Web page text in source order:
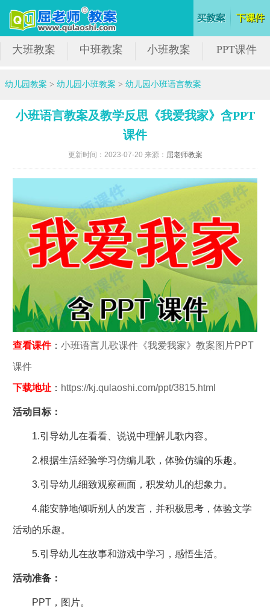
大班教案 中班教案 小班教案 PPT课件
幼儿园教案 >幼儿园小班教案 >幼儿园小班语言教案
小班语言教案及教学反思《我爱我家》含PPT
课件
更新时间：2023-07-20 来源： 屈老师教案
查看课件： 小班语言儿歌课件《我爱我家》教案图片PPT
课件
下载地址： https://kj.qulaoshi.com/ppt/3815.html
活动目标：
1.引导幼儿在看看、说说中理解儿歌内容。
2.根据生活经验学习仿编儿歌，体验仿编的乐趣。
3.引导幼儿细致观察画面，积发幼儿的想象力。
4.能安静地倾听别人的发言，并积极思考，体验文学
活动的乐趣。
5.引导幼儿在故事和游戏中学习，感悟生活。
活动准备：
PPT，图片。